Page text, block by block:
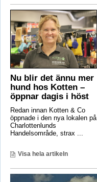
Nu blir det ännu mer
hund hos Kotten –
öppnar dagis i höst
Redan innan Kotten & Co
öppnade i den nya lokalen på
Charlottenlunds
Handelsområde, strax ...
Visa hela artikeln